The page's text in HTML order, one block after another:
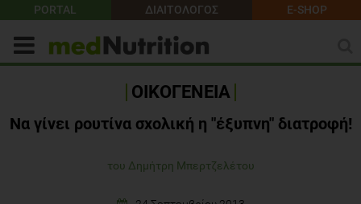
PORTAL ΔΙΑΙΤΟΛΟΓΟΣ E-SHOP
ΟΙΚΟΓΕΝΕΙΑ
Να γίνει ρουτίνα σχολική η "έξυπνη" διατροφή!
του Δημήτρη Μπερτζελέτου